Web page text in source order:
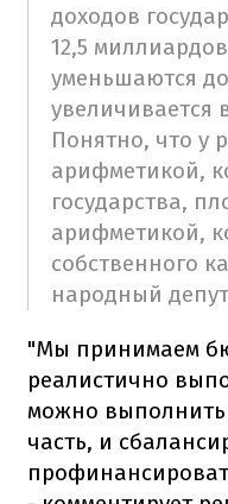
доходов
12,5
уменьшаются
увеличивается
Понятно, что у
арифметикой,
государства,
арифметикой,
собственного
народный
"Мы принимаем
реалистично
можно
часть, и